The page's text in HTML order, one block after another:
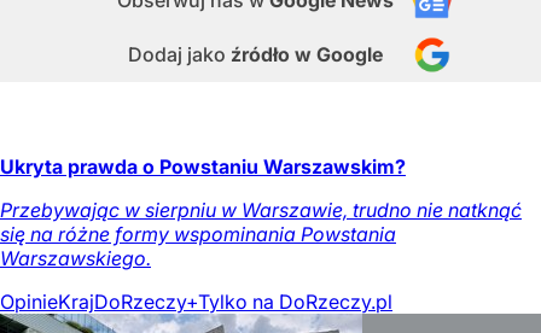
Dodaj jako źródło w Google
Ukryta prawda o Powstaniu Warszawskim?
Przebywając w sierpniu w Warszawie, trudno nie natknąć
się na różne formy wspominania Powstania
Warszawskiego.
OpinieKrajDoRzeczy+Tylko na DoRzeczy.pl